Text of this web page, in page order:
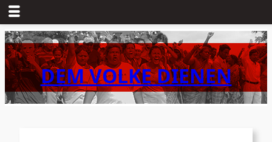
Zum
Inhalt
springenDEM VOLKE DIENEN